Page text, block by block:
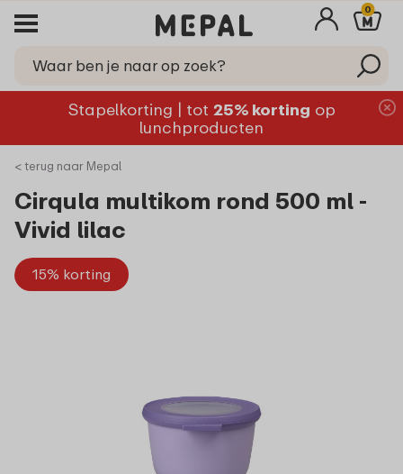
0
Stapelkorting | tot 25% korting op
lunchproducten
< terug naar Mepal
Cirqula multikom rond 500 ml -
Vivid lilac
15% korting